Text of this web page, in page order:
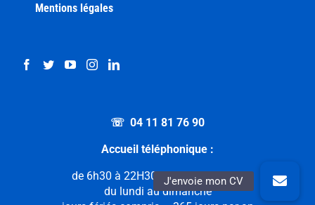
Mentions légales
☏ 04 11 81 76 90
Accueil téléphonique :
de 6h30 à 22H30 sans interruption
du lundi au dimanche